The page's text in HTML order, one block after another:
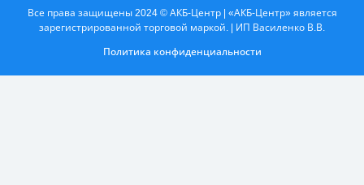
Все права защищены 2024 © АКБ-Центр | «АКБ-Центр» является
зарегистрированной торговой маркой. | ИП Василенко В.В.
Политика конфиденциальности